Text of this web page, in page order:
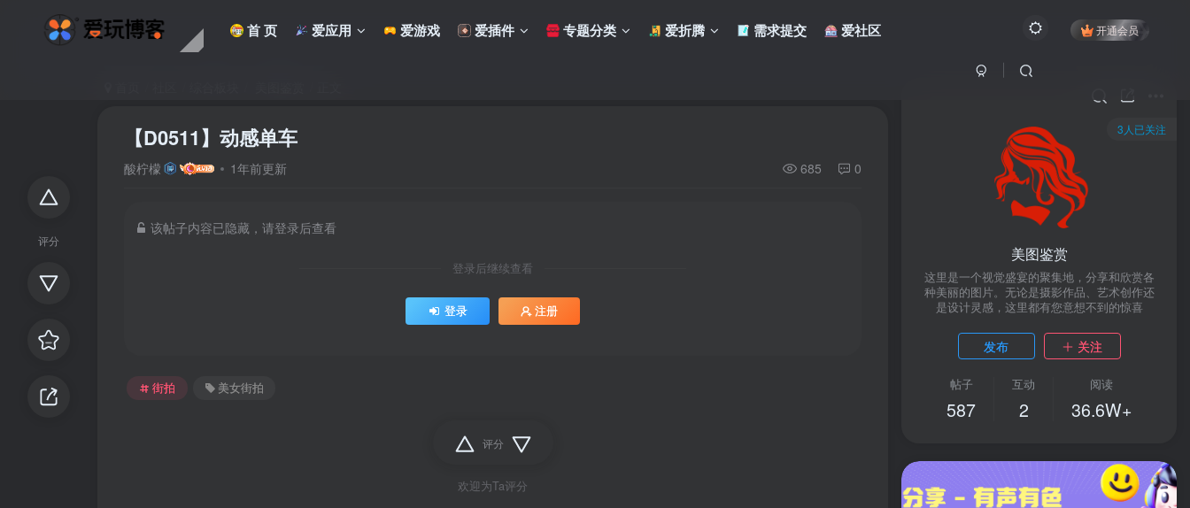
首 页 爱应用 爱游戏 爱插件 专题分类 爱折腾 需求提交 爱社区 开通会员
评分
【D0511】动感单车
酸柠檬 1年前更新 685 0
该帖子内容已隐藏，请登录后查看
登录后继续查看
登录 注册
街拍 美女街拍
评分
欢迎为Ta评分
3人已关注
美图鉴赏
这里是一个视觉盛宴的聚集地，分享和欣赏各
种美丽的图片。无论是摄影作品、艺术创作还
是设计灵感，这里都有您意想不到的惊喜
发布 关注
帖子
587
互动
2
阅读
36.6W+